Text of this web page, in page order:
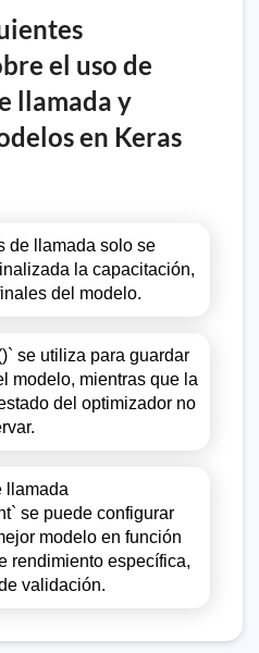
el uso de
llamada y
en Keras
de llamada solo se
la capacitación,
del modelo.
se utiliza para guardar
modelo, mientras que la
del optimizador no
llamada
se puede configurar
modelo en función
rendimiento específica,
validación.